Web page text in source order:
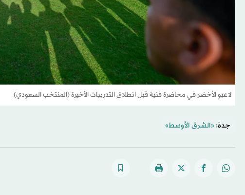
لاعبو الأخضر في محاضرة فنية قبل انطلاق التدريبات الأخيرة (المنتخب السعودي)
جدة: «الشرق الأوسط»